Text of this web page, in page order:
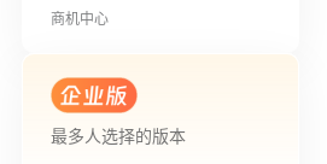
商机中心
最多人选择的版本